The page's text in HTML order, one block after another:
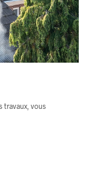
travaux, vous